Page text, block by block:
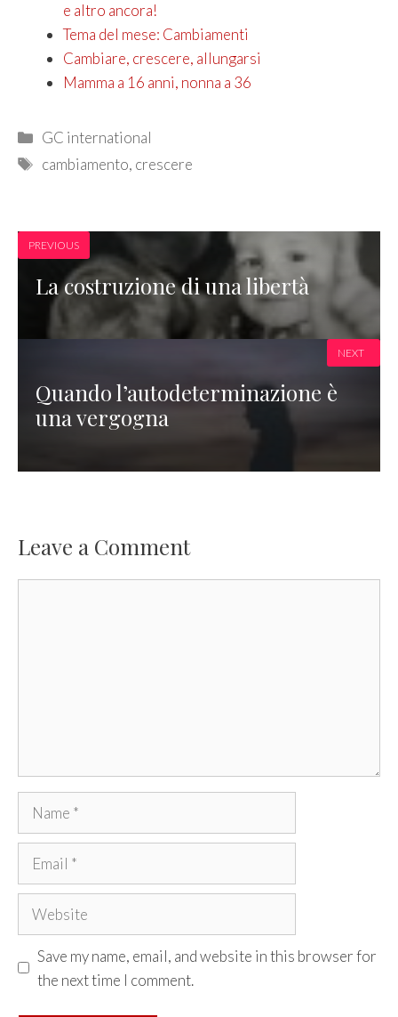
e altro ancora!
Tema del mese: Cambiamenti
Cambiare, crescere, allungarsi
Mamma a 16 anni, nonna a 36
Categories
GC international
Tags
cambiamento, crescere
PREVIOUS
La costruzione di una libertà
Quando l’autodeterminazione è
una vergogna
NEXT
Leave a Comment
Name
Email
Website
Save my name, email, and website in this browser for
the next time I comment.